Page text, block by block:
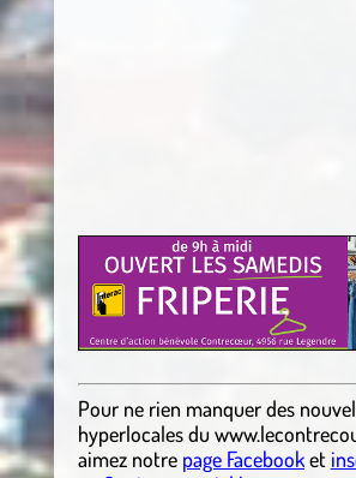
Pour ne rien manquer des
hyperlocalesdu
aimez notre page Facebooket